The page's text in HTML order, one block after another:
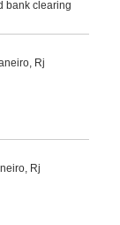
bank clearing
Rj
Rj